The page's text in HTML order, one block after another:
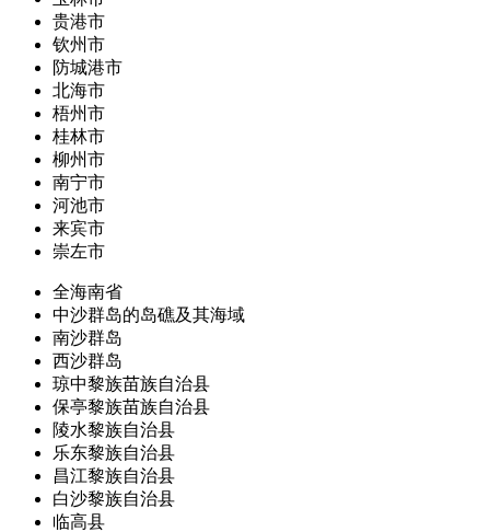
贵港市
钦州市
防城港市
北海市
梧州市
桂林市
柳州市
南宁市
河池市
来宾市
崇左市
全海南省
中沙群岛的岛礁及其海域
南沙群岛
西沙群岛
琼中黎族苗族自治县
保亭黎族苗族自治县
陵水黎族自治县
乐东黎族自治县
昌江黎族自治县
白沙黎族自治县
临高县